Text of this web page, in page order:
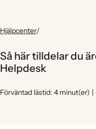
Hjälpcenter/
Så här tilldelar du
Helpdesk
Förväntad lästid: 4 minut(er) |